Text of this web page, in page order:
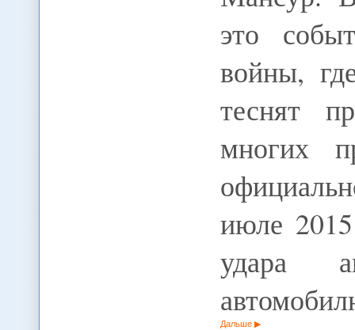
это
войны,
теснят
многих
июле
удара
Дальше